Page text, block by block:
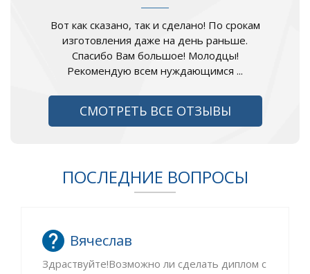
Вот как сказано, так и сделано! По срокам
изготовления даже на день раньше.
Спасибо Вам большое! Молодцы!
Рекомендую всем нуждающимся ...
СМОТРЕТЬ ВСЕ ОТЗЫВЫ
ПОСЛЕДНИЕ ВОПРОСЫ
Вячеслав
Здраствуйте!Возможно ли сделать диплом с